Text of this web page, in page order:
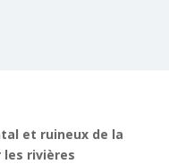
et ruineux de la
les rivières